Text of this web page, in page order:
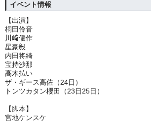
イベント情報
【出演】
桐田伶音
川﨑優作
星豪毅
内田将綺
宝持沙那
高木払い
ザ・ギース高佐（24日）
トンツカタン櫻田（23日25日）
【脚本】
宮地ケンスケ